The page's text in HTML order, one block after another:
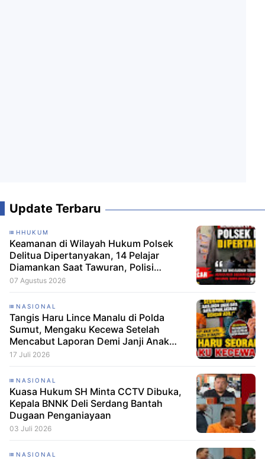
Update Terbaru
HHUKUM
Keamanan di Wilayah Hukum Polsek
Delitua Dipertanyakan, 14 Pelajar
Diamankan Saat Tawuran, Polisi
Pastikan Tak Ada Tersangka
07 Agustus 2026
NASIONAL
Tangis Haru Lince Manalu di Polda
Sumut, Mengaku Kecewa Setelah
Mencabut Laporan Demi Janji Anak
Dibebaskan
17 Juli 2026
NASIONAL
Kuasa Hukum SH Minta CCTV Dibuka,
Kepala BNNK Deli Serdang Bantah
Dugaan Penganiayaan
03 Juli 2026
NASIONAL